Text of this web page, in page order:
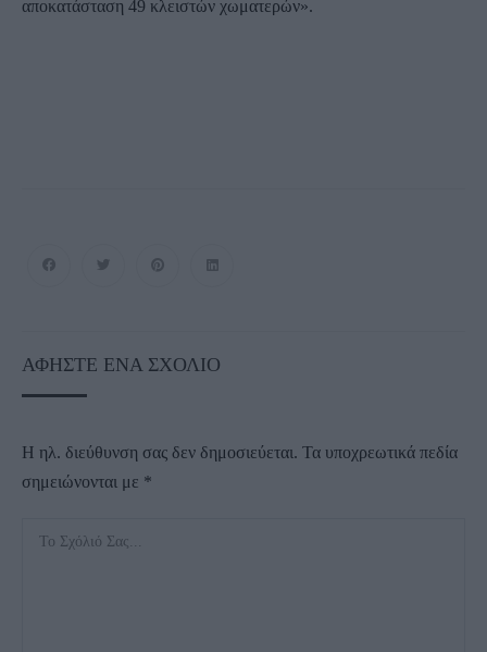
αποκατάσταση 49 κλειστών χωματερών».
ΑΦΉΣΤΕ ΈΝΑ ΣΧΌΛΙΟ
Η ηλ. διεύθυνση σας δεν δημοσιεύεται. Τα υποχρεωτικά πεδία
σημειώνονται με *